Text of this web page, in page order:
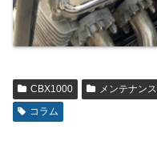
CBX1000 メンテナンス
コラム